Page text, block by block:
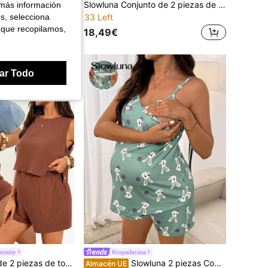
Slowluna Conjunto de 2 piezas de camiseta de lactancia y pantalones cortos de maternidad
33 Left
18,49€
SHEIN Conjunto de 2 piezas de top de tirantes y shorts de unicolor casual de verano para maternidad y lactancia
#ropadecasa
Almacén UE Slowluna 2 piezas Conjunto de top de tirantes con estampado de dibujos animados y shorts con cintura ajustable para maternidad, uso diario casual
información
selecciona
recopilamos,
Todo